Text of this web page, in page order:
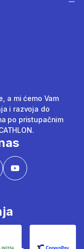
a mi ćemo Vam
i razvoja do
po pristupačnim